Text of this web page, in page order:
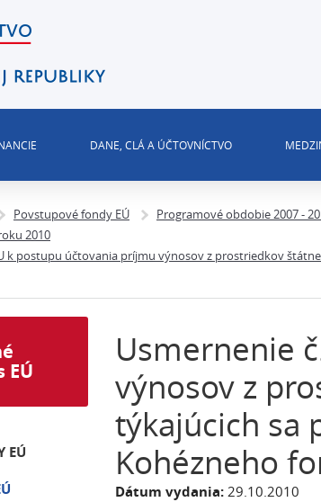
DANE, CLÁ A ÚČTOVNÍCTVO
Povstupové fondy EÚ Programové obdobie 2007 -
2010
k postupu účtovania príjmu výnosov z prostriedkov
Usmernenie
výnosov z
týkajúcich sa
Kohézneho
Dátum vydania: 29.10.2010
EÚ
EÚ